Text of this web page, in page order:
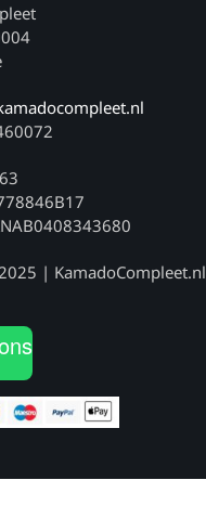
| KamadoCompleet.nl